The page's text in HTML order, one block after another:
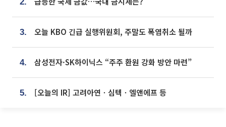
2.
3. 오늘 KBO 긴급 실행위원회, 주말도 폭염취소 될까
4. 삼성전자·SK하이닉스 “주주 환원 강화 방안 마련”
5. [오늘의 IR] 고려아연ㆍ심텍ㆍ엘앤에프 등